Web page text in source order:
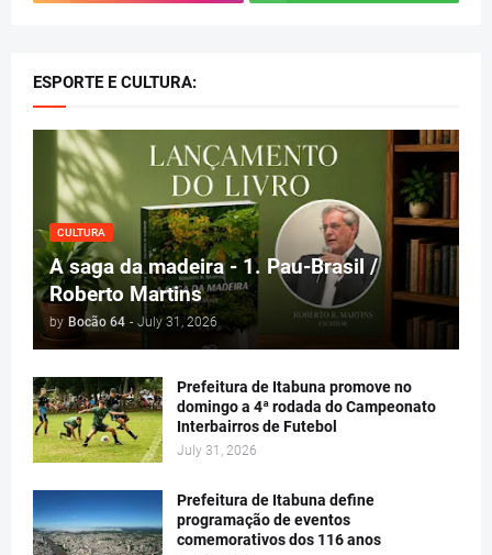
ESPORTE E CULTURA:
CULTURA
A saga da madeira - 1. Pau-Brasil /
Roberto Martins
by Bocão 64 - July 31, 2026
Prefeitura de Itabuna promove no
domingo a 4ª rodada do Campeonato
Interbairros de Futebol
July 31, 2026
Prefeitura de Itabuna define
programação de eventos
comemorativos dos 116 anos